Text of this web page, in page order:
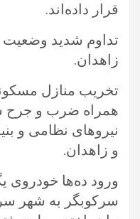
قرار داده‌اند.‏
تداوم شدید وضعیت
زاهدان.‏
تخریب منازل
همراه ضرب و جرح
نیروهای نظامی و
و ‏زاهدان.‏
ورود ده‌ها خودروی
سرکوبگر به شهر